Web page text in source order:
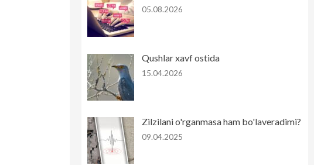
05.08.2026
Qushlar xavf ostida
15.04.2026
Zilzilani o'rganmasa ham bo'laveradimi?
09.04.2025